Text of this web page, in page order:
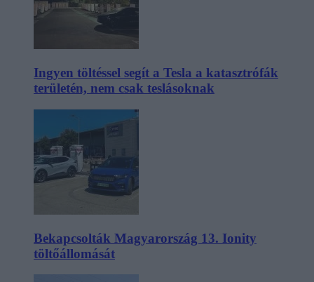
Ingyen töltéssel segít a Tesla a katasztrófák
területén, nem csak teslásoknak
Bekapcsolták Magyarország 13. Ionity
töltőállomását